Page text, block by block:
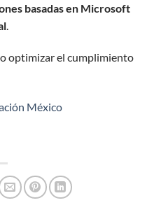
basadas en Microsoft
optimizar el cumplimiento
México